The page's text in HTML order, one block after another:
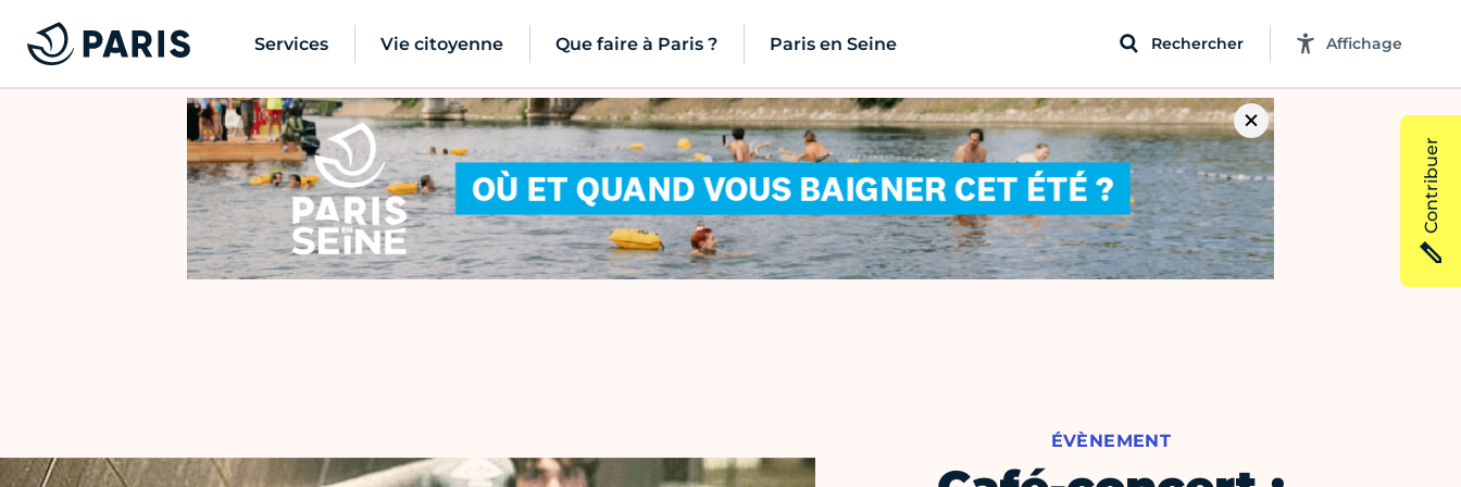
Services Vie citoyenne Que faire à Paris ? Paris en Seine Rechercher Affichage
ÉVÈNEMENT
Contribuer